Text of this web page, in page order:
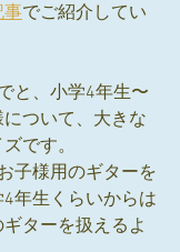
事でご紹介してい
と、小学4年生〜
ついて、大きな
です。
子様用のギターを
年生くらいからは
ターを扱えるよ